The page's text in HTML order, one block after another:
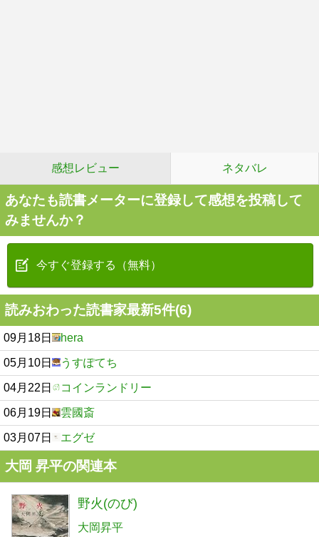
感想レビュー ネタバレ
あなたも読書メーターに登録して感想を投稿して
みませんか？
今すぐ登録する（無料）
読みおわった読書家最新5件(6)
09月18日 hera
05月10日 うすぽてち
04月22日 コインランドリー
06月19日 雲國斎
03月07日 エグゼ
大岡 昇平の関連本
野火(のび)
大岡昇平